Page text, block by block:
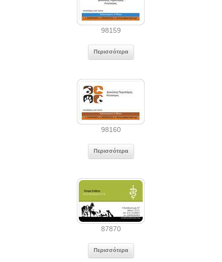
98159
Περισσότερα
98160
Περισσότερα
87870
Περισσότερα